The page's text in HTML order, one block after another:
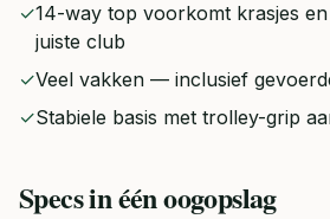
✓14-way top voorkomt krasjes
juiste club
✓Veel vakken — inclusief
✓Stabiele basis met trolley-grip
Specs in één oogopslag